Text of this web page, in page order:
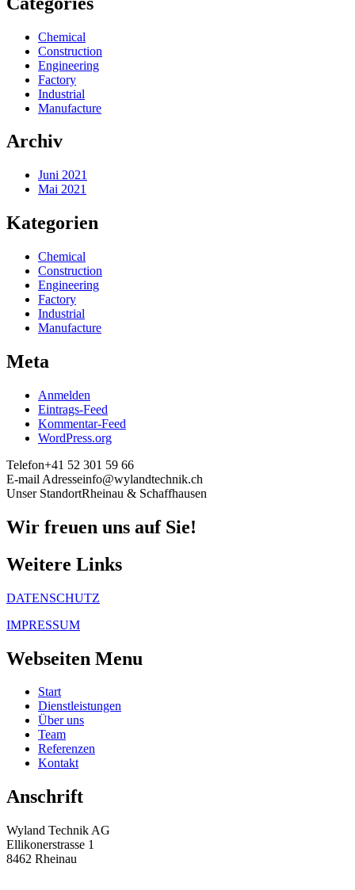
Chemical
Construction
Engineering
Factory
Industrial
Manufacture
Archiv
Juni 2021
Mai 2021
Kategorien
Chemical
Construction
Engineering
Factory
Industrial
Manufacture
Meta
Anmelden
Eintrags-Feed
Kommentar-Feed
WordPress.org
Telefon+41 52 301 59 66
E-mail Adresseinfo@wylandtechnik.ch
Unser StandortRheinau & Schaffhausen
Wir freuen uns auf Sie!
Weitere Links
DATENSCHUTZ
IMPRESSUM
Webseiten Menu
Start
Dienstleistungen
Über uns
Team
Referenzen
Kontakt
Anschrift
Wyland Technik AG
Ellikonerstrasse 1
8462 Rheinau